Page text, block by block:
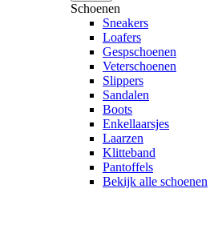
Schoenen
Sneakers
Loafers
Gespschoenen
Veterschoenen
Slippers
Sandalen
Boots
Enkellaarsjes
Laarzen
Klitteband
Pantoffels
Bekijk alle schoenen